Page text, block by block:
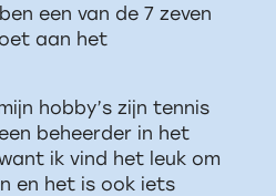
een van de 7 zeven
aan het
hobby’s zijn tennis
beheerder in het
ik vind het leuk om
en het is ook iets